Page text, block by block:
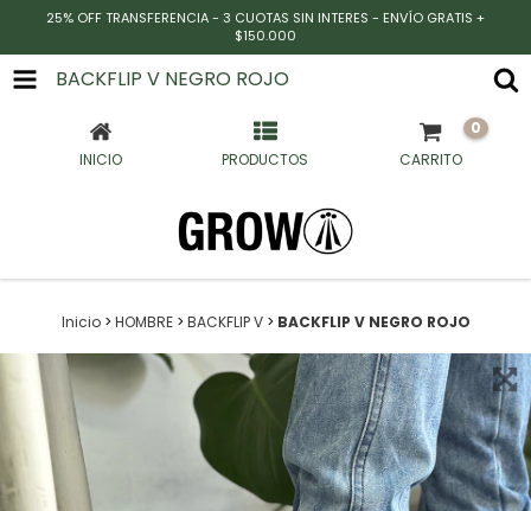
25% OFF TRANSFERENCIA - 3 CUOTAS SIN INTERES - ENVÍO GRATIS +
$150.000
BACKFLIP V NEGRO ROJO
INICIO PRODUCTOS CARRITO
0
Inicio > HOMBRE > BACKFLIP V > BACKFLIP V NEGRO ROJO